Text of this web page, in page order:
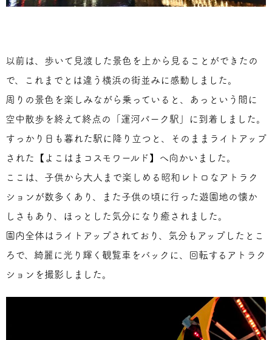
以前は、歩いて見渡した景色を上から見ることができたの
で、これまでとは違う横浜の街並みに感動しました。
周りの景色を楽しみながら乗っていると、あっという間に
空中散歩を終えて終点の「運河パーク駅」に到着しました。
すっかり日も暮れた駅に降り立つと、そのままライトアップ
された【よこはまコスモワールド】へ向かいました。
ここは、子供から大人まで楽しめる昭和レトロなアトラク
ションが数多くあり、また子供の頃に行った遊園地の懐か
しさもあり、ほっとした気分になり癒されました。
園内全体はライトアップされており、気分もアップしたとこ
ろで、綺麗に光り輝く観覧車をバックに、回転するアトラク
ションを撮影しました。